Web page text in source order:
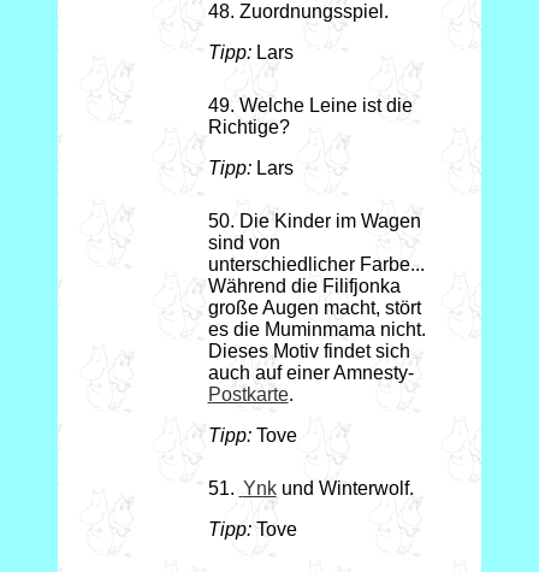
48. Zuordnungsspiel.
Tipp:Lars
49. Welche Leine ist die
Richtige?
Tipp:Lars
50. Die Kinder im Wagen
sind von
unterschiedlicher Farbe...
Während die Filifjonka
große Augen macht, stört
es die Muminmama nicht.
Dieses Motiv findet sich
auch auf einer Amnesty-
Postkarte.
Tipp:Tove
51. Ynkund Winterwolf.
Tipp:Tove